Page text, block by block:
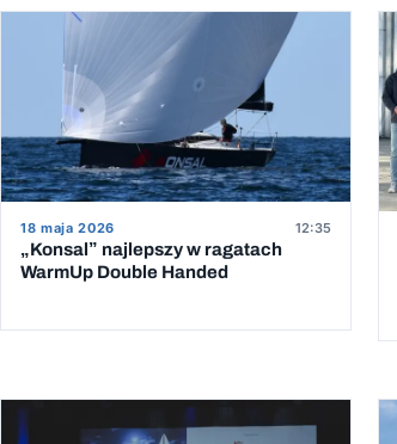
18 maja 2026 12:35
„Konsal” najlepszy w ragatach
WarmUp Double Handed